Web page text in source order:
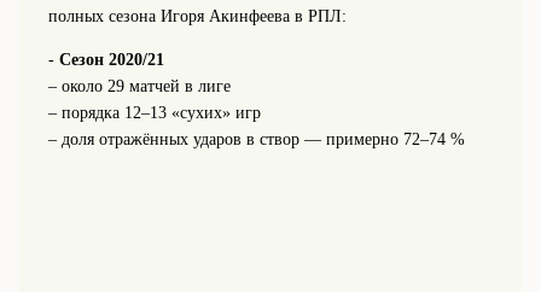
полных сезона Игоря Акинфеева в РПЛ:
- Сезон 2020/21
– около 29 матчей в лиге
– порядка 12–13 «сухих» игр
– доля отражённых ударов в створ — примерно 72–74 %